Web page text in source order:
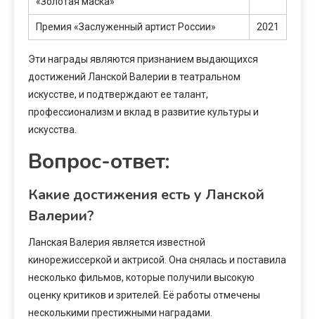
Премия «Заслуженный артист России» 2021
Эти награды являются признанием выдающихся
достижений Ланской Валерии в театральном
искусстве, и подтверждают ее талант,
профессионализм и вклад в развитие культуры и
искусства.
Вопрос-ответ:
Какие достижения есть у Ланской
Валерии?
Ланская Валерия является известной
кинорежиссеркой и актрисой. Она снялась и поставила
несколько фильмов, которые получили высокую
оценку критиков и зрителей. Её работы отмечены
несколькими престижными наградами.